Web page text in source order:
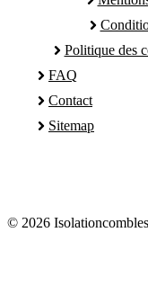
Politique des
FAQ
Contact
Sitemap
© 2026